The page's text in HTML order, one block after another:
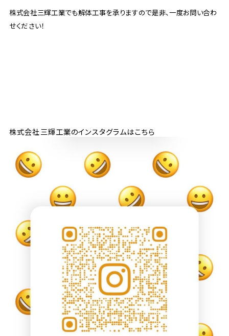
株式会社三輝工業でも解体工事を承りますので是非、一度お問い合わ
せください！
株式会社三輝工業のインスタグラムはこちら